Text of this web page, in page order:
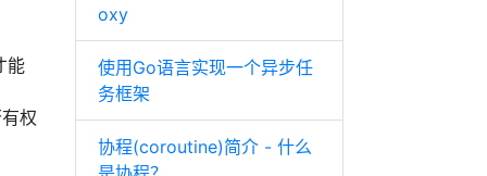
能
权
oxy
使用Go语言实现一个异步任
务框架
协程(coroutine)简介 - 什么